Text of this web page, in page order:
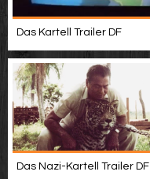
Das Kartell Trailer DF
Das Nazi-Kartell Trailer DF